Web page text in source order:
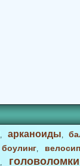
, арканоиды,
боулинг,
, головоломки